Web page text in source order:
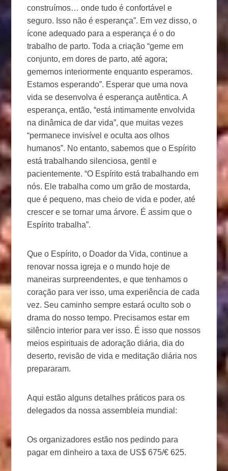
construímos… onde tudo é confortável e
seguro. Isso não é esperança”. Em vez disso, o
ícone adequado para a esperança é o do
trabalho de parto. Toda a criação “geme em
conjunto, em dores de parto, até agora;
gememos interiormente enquanto esperamos.
Estamos esperando”. Esperar que uma nova
vida se desenvolva é esperança autêntica. A
esperança, então, “está intimamente envolvida
na dinâmica de dar vida”, que muitas vezes
“permanece invisível e oculta aos olhos
humanos”. No entanto, sabemos que o Espírito
está trabalhando silenciosa, gentil e
pacientemente. “O Espírito está trabalhando em
nós. Ele trabalha como um grão de mostarda,
que é pequeno, mas cheio de vida e poder, até
crescer e se tornar uma árvore. É assim que o
Espírito trabalha”.
Que o Espírito, o Doador da Vida, continue a
renovar nossa igreja e o mundo hoje de
maneiras surpreendentes, e que tenhamos o
coração para ver isso, uma experiência de cada
vez. Seu caminho sempre estará oculto sob o
drama do nosso tempo. Precisamos estar em
silêncio interior para ver isso. É isso que nossos
meios espirituais de adoração diária, dia do
deserto, revisão de vida e meditação diária nos
prepararam.
Aqui estão alguns detalhes práticos para os
delegados da nossa assembleia mundial:
Os organizadores estão nos pedindo para
pagar em dinheiro a taxa de US$ 675/€ 625.